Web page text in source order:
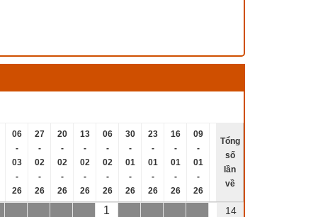
06
-
03
-
26
27
-
02
-
26
20
-
02
-
26
13
-
02
-
26
06
-
02
-
26
30
-
01
-
26
23
-
01
-
26
16
-
01
-
26
09
-
01
-
26
Tổng
số
lần
về
1 14